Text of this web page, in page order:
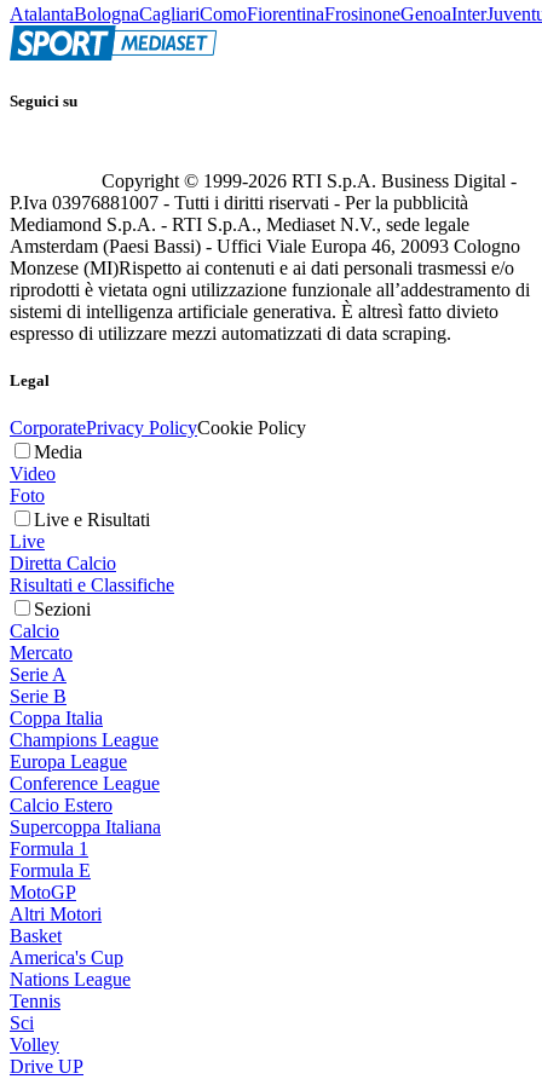
AtalantaBolognaCagliariComoFiorentinaFrosinoneGenoaInter
Seguici su
Copyright © 1999-2026 RTI S.p.A. Business Digital -
P.Iva 03976881007 - Tutti i diritti riservati - Per la pubblicità
Mediamond S.p.A. - RTI S.p.A., Mediaset N.V., sede legale
Amsterdam (Paesi Bassi) - Uffici Viale Europa 46, 20093 Cologno
Monzese (MI)Rispetto ai contenuti e ai dati personali trasmessi e/o
riprodotti è vietata ogni utilizzazione funzionale all’addestramento di
sistemi di intelligenza artificiale generativa. È altresì fatto divieto
espresso di utilizzare mezzi automatizzati di data scraping.
Legal
CorporatePrivacy PolicyCookie Policy
Media
Video
Foto
Live e Risultati
Live
Diretta Calcio
Risultati e Classifiche
Sezioni
Calcio
Mercato
Serie A
Serie B
Coppa Italia
Champions League
Europa League
Conference League
Calcio Estero
Supercoppa Italiana
Formula 1
Formula E
MotoGP
Altri Motori
Basket
America's Cup
Nations League
Tennis
Sci
Volley
Drive UP